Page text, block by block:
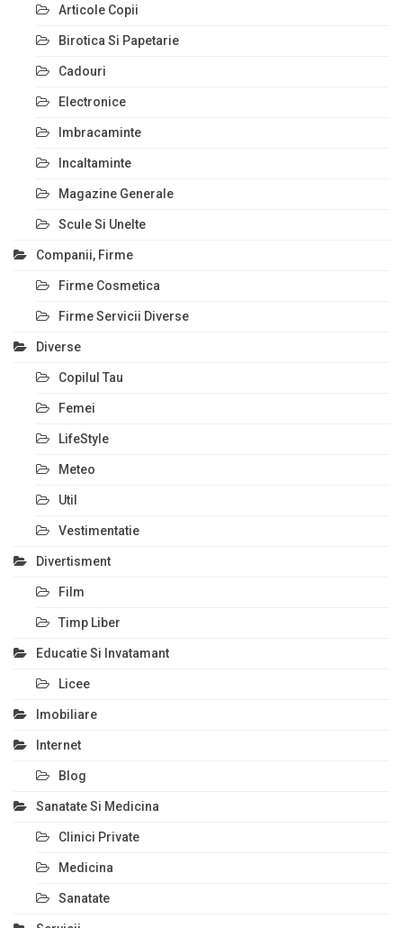
Articole Copii
Birotica Si Papetarie
Cadouri
Electronice
Imbracaminte
Incaltaminte
Magazine Generale
Scule Si Unelte
Companii, Firme
Firme Cosmetica
Firme Servicii Diverse
Diverse
Copilul Tau
Femei
LifeStyle
Meteo
Util
Vestimentatie
Divertisment
Film
Timp Liber
Educatie Si Invatamant
Licee
Imobiliare
Internet
Blog
Sanatate Si Medicina
Clinici Private
Medicina
Sanatate